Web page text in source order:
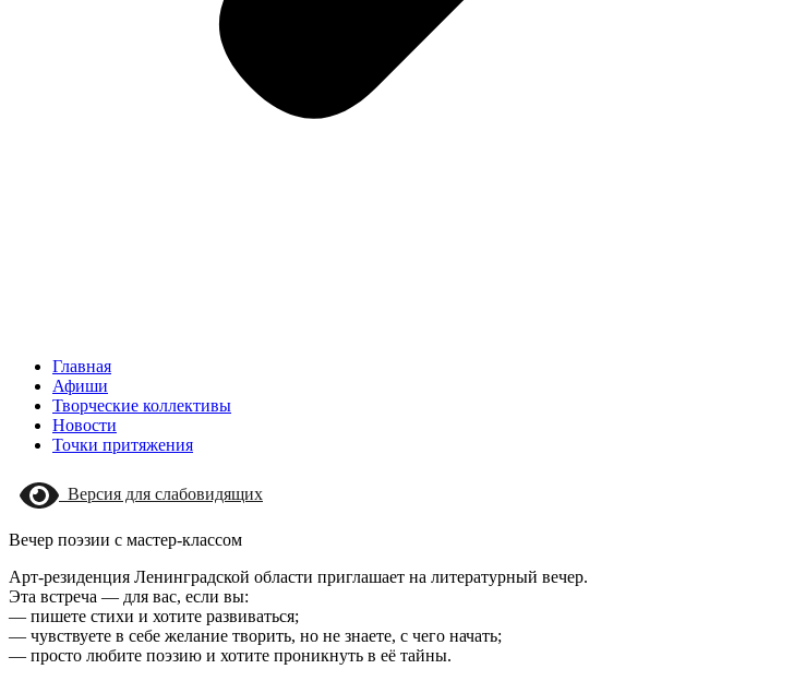
Главная
Афиши
Творческие коллективы
Новости
Точки притяжения
Версия для слабовидящих
Вечер поэзии с мастер-классом
Арт-резиденция Ленинградской области приглашает на литературный вечер.
Эта встреча — для вас, если вы:
— пишете стихи и хотите развиваться;
— чувствуете в себе желание творить, но не знаете, с чего начать;
— просто любите поэзию и хотите проникнуть в её тайны.